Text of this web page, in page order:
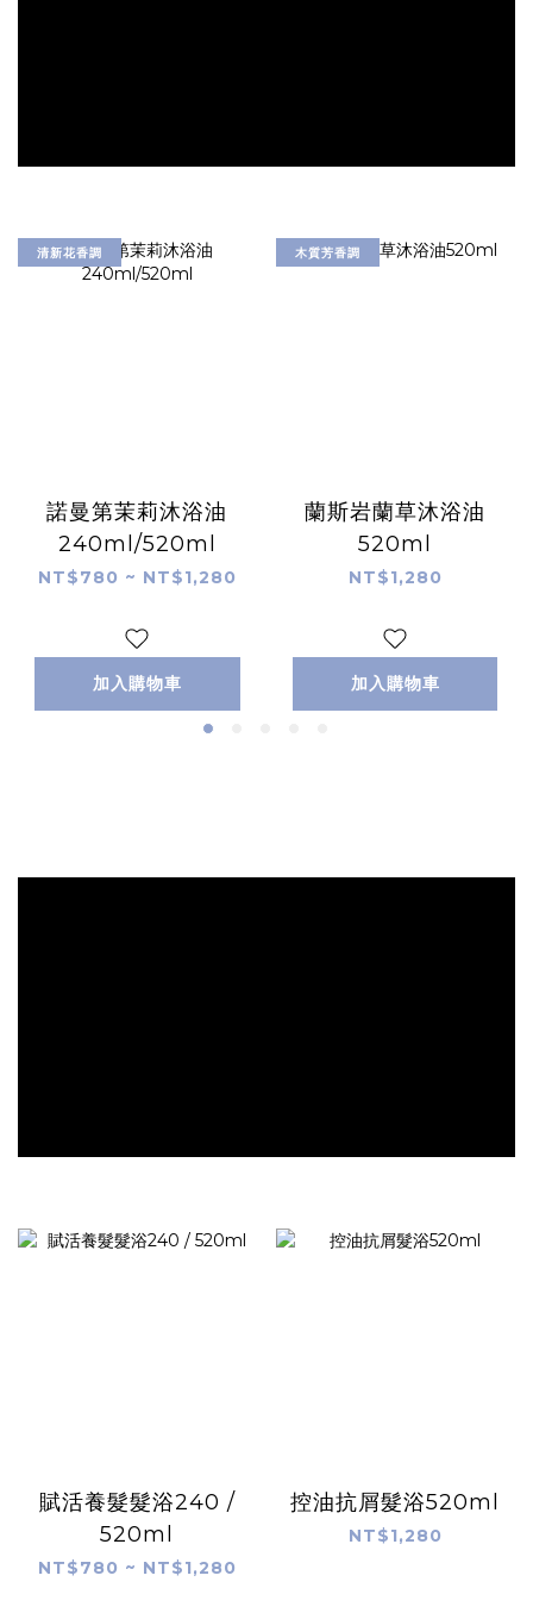
清新花香調
諾曼第茉莉沐浴油
240ml/520ml
NT$780 ~ NT$1,280
加入購物車
木質芳香調
蘭斯岩蘭草沐浴油
520ml
NT$1,280
加入購物車
賦活養髮髮浴240 /
520ml
NT$780 ~ NT$1,280
控油抗屑髮浴520ml
NT$1,280